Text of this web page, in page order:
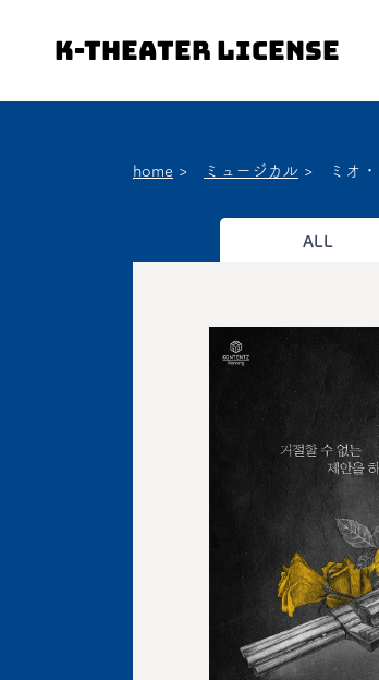
K-Theater License
home > ミュージカル > ミオ
ALL